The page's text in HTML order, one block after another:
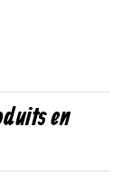
en